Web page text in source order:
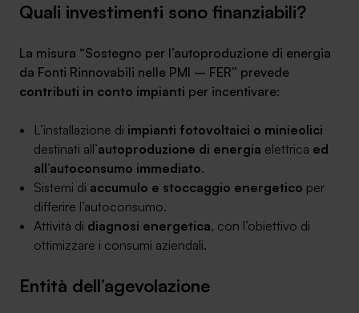
Quali investimenti sono finanziabili?
La misura “Sostegno per l’autoproduzione di energia
da Fonti Rinnovabili nelle PMI – FER” prevede
contributi in conto impianti per incentivare:
L’installazione di impianti fotovoltaici o minieolici
destinati all’autoproduzione di energia elettrica ed
all’autoconsumo immediato.
Sistemi di accumulo e stoccaggio energetico per
differire l’autoconsumo.
Attività di diagnosi energetica, con l’obiettivo di
ottimizzare i consumi aziendali.
Entità dell’agevolazione